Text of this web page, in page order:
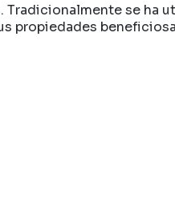
Tradicionalmente se ha
propiedades